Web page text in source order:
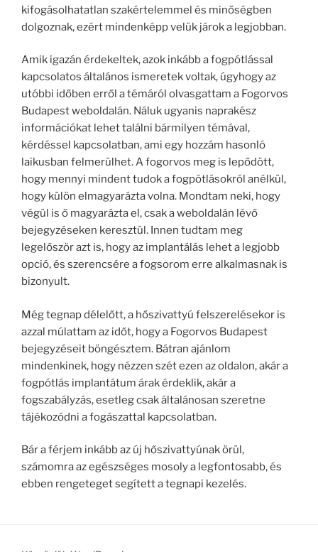
kifogásolhatatlan szakértelemmel és minőségben
dolgoznak, ezért mindenképp velük járok a legjobban.
Amik igazán érdekeltek, azok inkább a fogpótlással
kapcsolatos általános ismeretek voltak, úgyhogy az
utóbbi időben erről a témáról olvasgattam a Fogorvos
Budapest weboldalán. Náluk ugyanis naprakész
információkat lehet találni bármilyen témával,
kérdéssel kapcsolatban, ami egy hozzám hasonló
laikusban felmerülhet. A fogorvos meg is lepődött,
hogy mennyi mindent tudok a fogpótlásokról anélkül,
hogy külön elmagyarázta volna. Mondtam neki, hogy
végül is ő magyarázta el, csak a weboldalán lévő
bejegyzéseken keresztül. Innen tudtam meg
legelőször azt is, hogy az implantálás lehet a legjobb
opció, és szerencsére a fogsorom erre alkalmasnak is
bizonyult.
Még tegnap délelőtt, a hőszivattyú felszerelésekor is
azzal múlattam az időt, hogy a Fogorvos Budapest
bejegyzéseit böngésztem. Bátran ajánlom
mindenkinek, hogy nézzen szét ezen az oldalon, akár a
fogpótlás implantátum árak érdeklik, akár a
fogszabályzás, esetleg csak általánosan szeretne
tájékozódni a fogászattal kapcsolatban.
Bár a férjem inkább az új hőszivattyúnak örül,
számomra az egészséges mosoly a legfontosabb, és
ebben rengeteget segített a tegnapi kezelés.